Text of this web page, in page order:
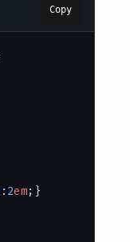
Copy
: 2em;}